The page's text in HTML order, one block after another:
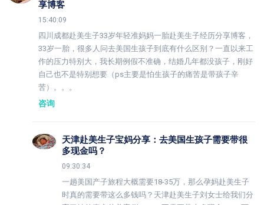
享博客
15:40:09
四川成都赴美生子33岁年轻准妈妈一胎赴美生子经历分享博客，
33岁一胎，很多人问去美国生孩子到底有什么区别？一直以来工
作的压力特别大，我长期例假不准确，结婚几年都没孩子，刚好
自己也不是特别想要（ps主要是怕生孩子的痛苦是带孩子辛
苦）。。。
咨询
天津赴美生子宝妈分享：去美国生孩子需要带很
多现金吗？
09:30:34
一趟美国产子旅程大概需要18-35万，那么孕妈赴美生子
时真的需要带这么多钱吗？天津赴美生子刘女士给我们分